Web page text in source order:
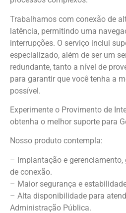
Trabalhamos com conexão de
latência, permitindo uma
interrupções. O serviço inclui
especializado, além de ser um
redundante, tanto a nível de
para garantir que você tenha a
possível.
Experimente o Provimento de
obtenha o melhor suporte para
Nosso produto contempla:
– Implantação e
de conexão.
– Maior segurança e
– Alta disponibilidade para
Administração Pública.